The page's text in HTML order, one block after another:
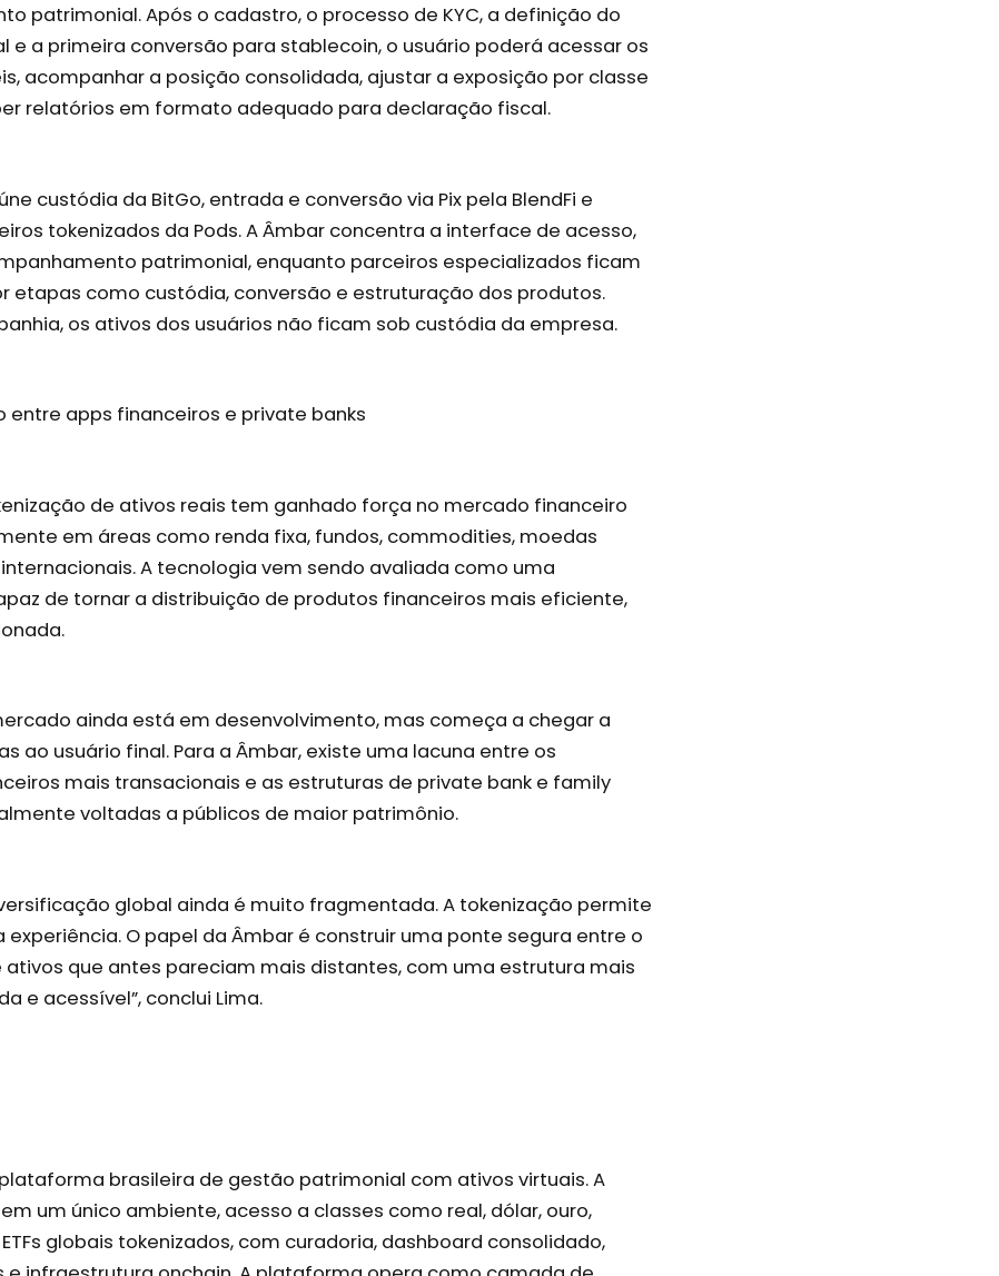
patrimonial. Após o cadastro, o processo de KYC, a definição do
e a primeira conversão para stablecoin, o usuário poderá acessar os
acompanhar a posição consolidada, ajustar a exposição por classe
relatórios em formato adequado para declaração fiscal.
custódia da BitGo, entrada e conversão via Pix pela BlendFi e
tokenizados da Pods. A Âmbar concentra a interface de acesso,
patrimonial, enquanto parceiros especializados ficam
etapas como custódia, conversão e estruturação dos produtos.
os ativos dos usuários não ficam sob custódia da empresa.
entre apps financeiros e private banks
de ativos reais tem ganhado força no mercado financeiro
em áreas como renda fixa, fundos, commodities, moedas
A tecnologia vem sendo avaliada como uma
de tornar a distribuição de produtos financeiros mais eficiente,
ainda está em desenvolvimento, mas começa a chegar a
ao usuário final. Para a Âmbar, existe uma lacuna entre os
mais transacionais e as estruturas de private bank e family
voltadas a públicos de maior patrimônio.
global ainda é muito fragmentada. A tokenização permite
experiência. O papel da Âmbar é construir uma ponte segura entre o
que antes pareciam mais distantes, com uma estrutura mais
e acessível”, conclui Lima.
brasileira de gestão patrimonial com ativos virtuais. A
um único ambiente, acesso a classes como real, dólar, ouro,
globais tokenizados, com curadoria, dashboard consolidado,